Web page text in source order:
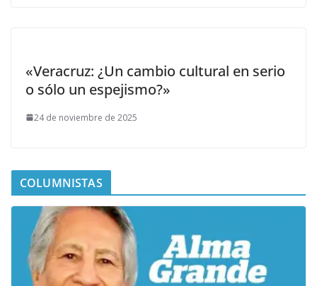
«Veracruz: ¿Un cambio cultural en serio
o sólo un espejismo?»
24 de noviembre de 2025
COLUMNISTAS